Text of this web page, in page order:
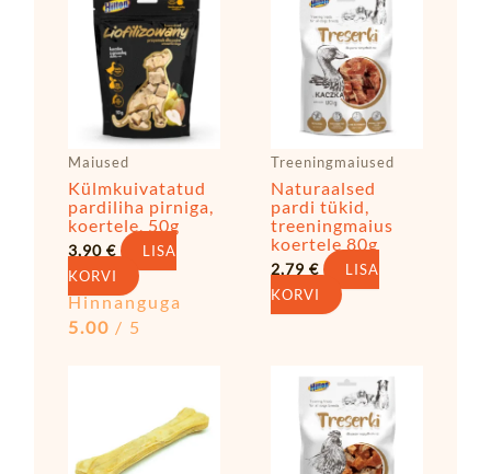
Maiused
Külmkuivatatud
pardiliha pirniga,
koertele, 50g
3,90 €
LISA
KORVI
Hinnanguga
5.00 / 5
Treeningmaiused
Naturaalsed
pardi tükid,
treeningmaius
koertele 80g
2,79€
LISA
KORVI